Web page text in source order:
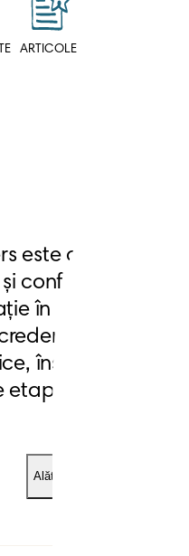
ARTICOLE
este alături
confort la
în
însoțind
Alătură-te clubului